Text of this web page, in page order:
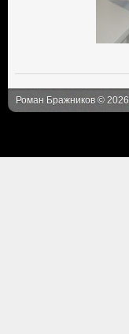
Роман Бражников © 2026